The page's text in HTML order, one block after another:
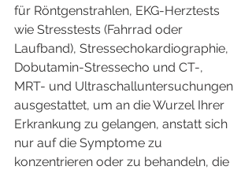
für Röntgenstrahlen, EKG-Herztests
wie Stresstests (Fahrrad oder
Laufband), Stressechokardiographie,
Dobutamin-Stressecho und CT-,
MRT- und Ultraschalluntersuchungen
ausgestattet, um an die Wurzel Ihrer
Erkrankung zu gelangen, anstatt sich
nur auf die Symptome zu
konzentrieren oder zu behandeln, die